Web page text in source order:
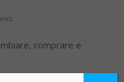
comprare e